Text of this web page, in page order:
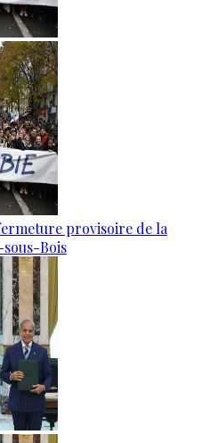
provisoire de la
sous-Bois